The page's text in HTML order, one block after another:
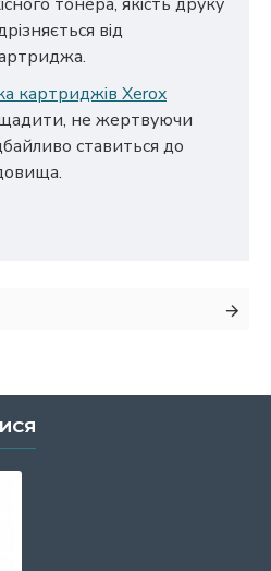
від
картриджів Xerox
не жертвуючи
ставиться до